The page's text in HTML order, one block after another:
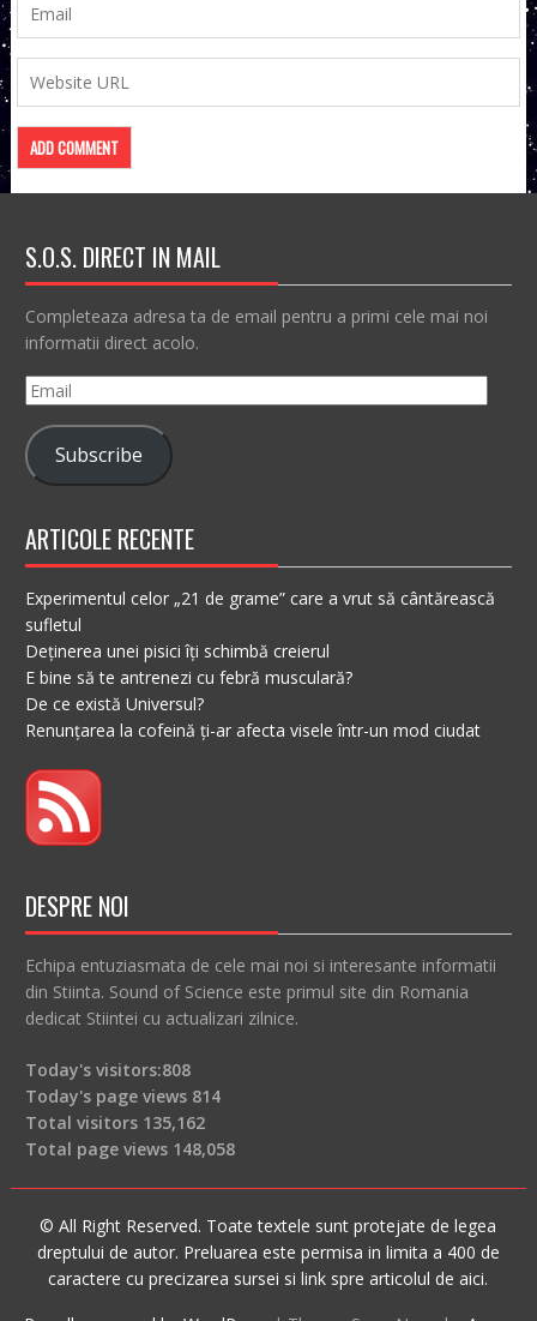
S.O.S. DIRECT IN MAIL
Completeaza adresa ta de email pentru a primi cele mai noi
informatii direct acolo.
Email
Subscribe
ARTICOLE RECENTE
Experimentul celor „21 de grame” care a vrut să cântărească
sufletul
Deținerea unei pisici îți schimbă creierul
E bine să te antrenezi cu febră musculară?
De ce există Universul?
Renunțarea la cofeină ți-ar afecta visele într-un mod ciudat
DESPRE NOI
Echipa entuziasmata de cele mai noi si interesante informatii
din Stiinta. Sound of Science este primul site din Romania
dedicat Stiintei cu actualizari zilnice.
Today's visitors:808
Today's page views 814
Total visitors 135,162
Total page views 148,058
© All Right Reserved. Toate textele sunt protejate de legea
dreptului de autor. Preluarea este permisa in limita a 400 de
caractere cu precizarea sursei si link spre articolul de aici.